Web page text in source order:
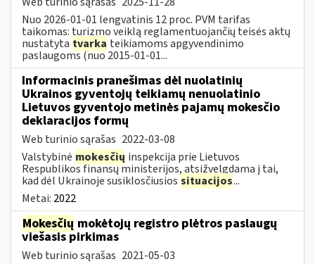
Nuo 2026-01-01 lengvatinis 12 proc. PVM tarifas
taikomas: turizmo veiklą reglamentuojančių teisės aktų
nustatyta tvarka teikiamoms apgyvendinimo
paslaugoms (nuo 2015-01-01...
Informacinis pranešimas dėl nuolatinių
Ukrainos gyventojų teikiamų nenuolatinio
Lietuvos gyventojo metinės pajamų mokesčio
deklaracijos formų
Web turinio sąrašas 2022-03-08
Valstybinė mokesčių inspekcija prie Lietuvos
Respublikos finansų ministerijos, atsižvelgdama į tai,
kad dėl Ukrainoje susiklosčiusios situacijos...
Metai: 2022
Mokesčių mokėtojų registro plėtros paslaugų
viešasis pirkimas
Web turinio sąrašas 2021-05-03